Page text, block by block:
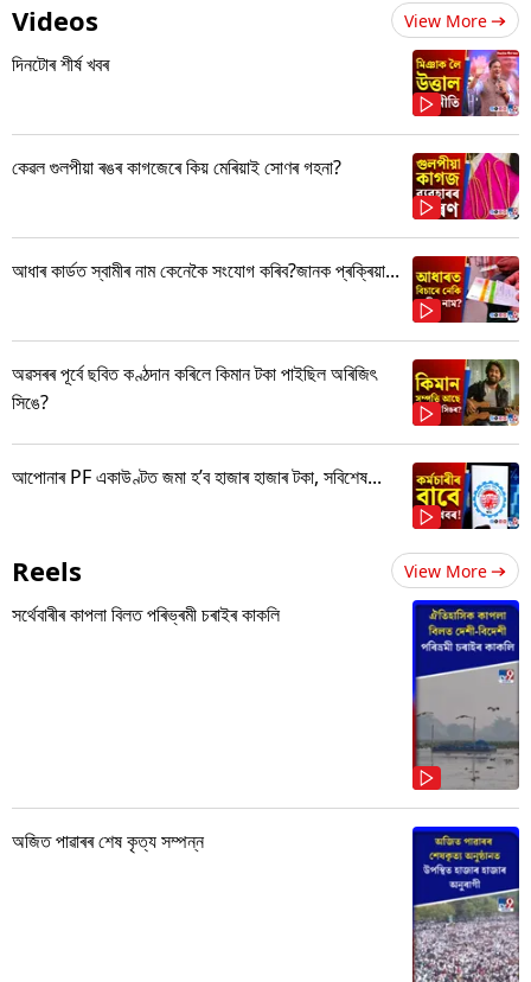
Videos View More
দিনটোৰ শীৰ্ষ খবৰ
কেৱল গুলপীয়া ৰঙৰ কাগজেৰে কিয় মেৰিয়াই সোণৰ গহনা?
আধাৰ কাৰ্ডত স্বামীৰ নাম কেনেকৈ সংযোগ কৰিব?জানক প্ৰক্ৰিয়া...
অৱসৰৰ পূৰ্বে ছবিত কণ্ঠদান কৰিলে কিমান টকা পাইছিল অৰিজিৎ
সিঙে?
আপোনাৰ PF একাউণ্টত জমা হ’ব হাজাৰ হাজাৰ টকা, সবিশেষ...
Reels View More
সৰ্থেবাৰীৰ কাপলা বিলত পৰিভ্ৰমী চৰাইৰ কাকলি
অজিত পাৱাৰৰ শেষ কৃত্য সম্পন্ন